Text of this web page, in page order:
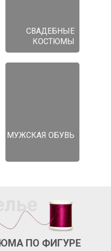
СВАДЕБНЫЕ
КОСТЮМЫ
МУЖСКАЯ ОБУВЬ
ПО ФИГУРЕ